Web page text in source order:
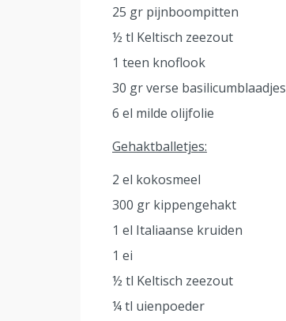
25 gr pijnboompitten
½ tl Keltisch zeezout
1 teen knoflook
30 gr verse basilicumblaadjes
6 el milde olijfolie
Gehaktballetjes:
2 el kokosmeel
300 gr kippengehakt
1 el Italiaanse kruiden
1 ei
½ tl Keltisch zeezout
¼ tl uienpoeder